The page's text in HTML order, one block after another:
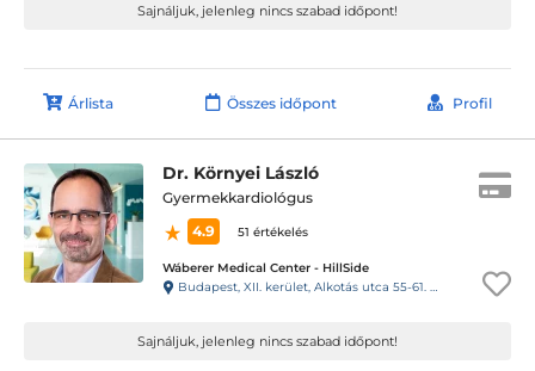
Sajnáljuk, jelenleg nincs szabad időpont!
Árlista Összes időpont Profil
Dr. Környei László
Gyermekkardiológus
4.9
51 értékelés
Wáberer Medical Center - HillSide
Budapest, XII. kerület, Alkotás utca 55-61. Hillside
Sajnáljuk, jelenleg nincs szabad időpont!